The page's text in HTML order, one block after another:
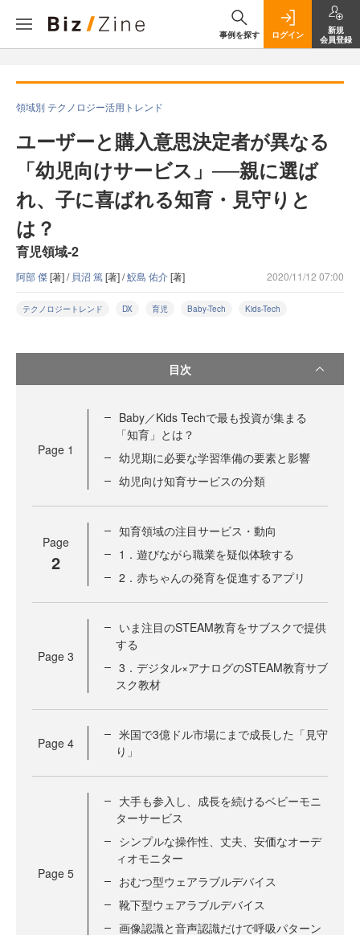
事例を探す ログイン
新規
会員登録
領域別 テクノロジー活用トレンド
ユーザーと購入意思決定者が異なる
「幼児向けサービス」──親に選ば
れ、子に喜ばれる知育・見守りと
は？
育児領域-2
阿部 傑[著] / 貝沼 篤[著] /鮫島 佑介[著] 2020/11/12 07:00
テクノロジートレンド DX 育児 Baby-Tech Kids-Tech
目次
Page 1
Baby／Kids Techで最も投資が集まる
「知育」とは？
幼児期に必要な学習準備の要素と影響
幼児向け知育サービスの分類
Page
2
知育領域の注目サービス・動向
1．遊びながら職業を疑似体験する
2．赤ちゃんの発育を促進するアプリ
Page 3
いま注目のSTEAM教育をサブスクで提供
する
3．デジタル×アナログのSTEAM教育サブ
スク教材
Page 4
米国で3億ドル市場にまで成長した「見守
り」
Page 5
大手も参入し、成長を続けるベビーモニ
ターサービス
シンプルな操作性、丈夫、安価なオーデ
ィオモニター
おむつ型ウェアラブルデバイス
靴下型ウェアラブルデバイス
画像認識と音声認識だけで呼吸パターン